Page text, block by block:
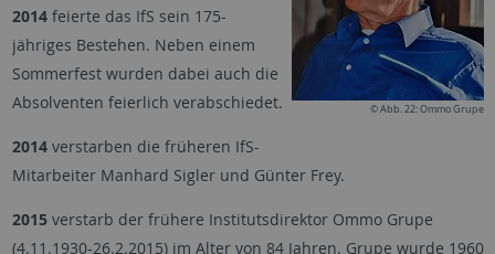
© Abb. 22: Ommo Grupe
2014 feierte das IfS sein 175-
jähriges Bestehen. Neben einem
Sommerfest wurden dabei auch die
Absolventen feierlich verabschiedet.
2014 verstarben die früheren IfS-
Mitarbeiter Manhard Sigler und Günter Frey.
2015 verstarb der frühere Institutsdirektor Ommo Grupe
(4.11.1930-26.2.2015) im Alter von 84 Jahren. Grupe wurde 1960